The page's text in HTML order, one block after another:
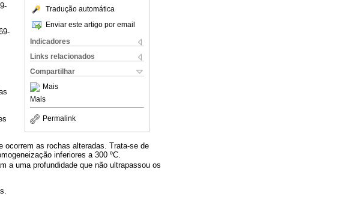
Tradução automática
Enviar este artigo por email
Indicadores
Links relacionados
Compartilhar
Mais
Mais
Permalink
as rochas alteradas. Trata-se de
inferiores a 300 ºC.
a uma profundidade que não ultrapassou os